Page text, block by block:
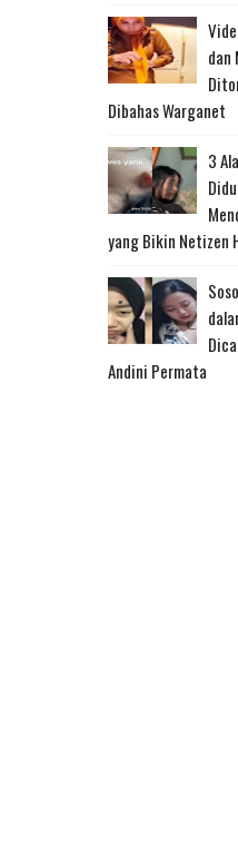
dan
Dibahas Warganet
3
yang Bikin Netizen
Andini Permata